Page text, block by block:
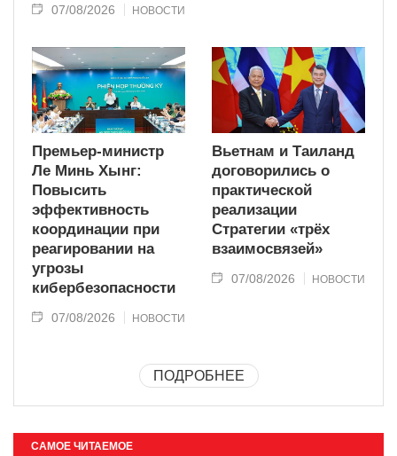
07/08/2026 НОВОСТИ
Премьер-министр
Ле Минь Хынг:
Повысить
эффективность
координации при
реагировании на
угрозы
кибербезопасности
07/08/2026 НОВОСТИ
Вьетнам и Таиланд
договорились о
практической
реализации
Стратегии «трёх
взаимосвязей»
07/08/2026 НОВОСТИ
ПОДРОБНЕЕ
САМОЕ ЧИТАЕМОЕ